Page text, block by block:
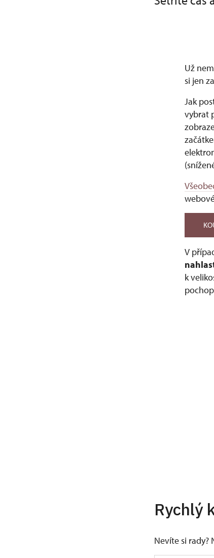
Už
si jen
Jak
vybrat
V
k
Rychlý
Nevíte si rady?